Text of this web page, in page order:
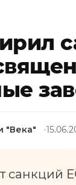
"Века"
санкций